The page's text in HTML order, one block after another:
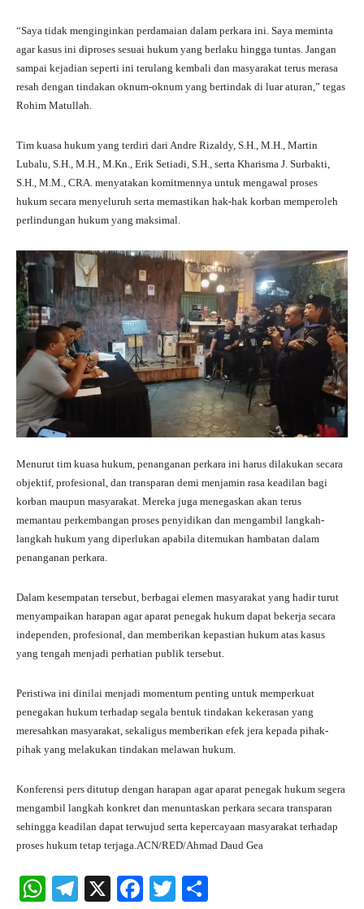
“Saya tidak menginginkan perdamaian dalam perkara ini. Saya meminta
agar kasus ini diproses sesuai hukum yang berlaku hingga tuntas. Jangan
sampai kejadian seperti ini terulang kembali dan masyarakat terus merasa
resah dengan tindakan oknum-oknum yang bertindak di luar aturan,” tegas
Rohim Matullah.
Tim kuasa hukum yang terdiri dari Andre Rizaldy, S.H., M.H., Martin
Lubalu, S.H., M.H., M.Kn., Erik Setiadi, S.H., serta Kharisma J. Surbakti,
S.H., M.M., CRA. menyatakan komitmennya untuk mengawal proses
hukum secara menyeluruh serta memastikan hak-hak korban memperoleh
perlindungan hukum yang maksimal.
Menurut tim kuasa hukum, penanganan perkara ini harus dilakukan secara
objektif, profesional, dan transparan demi menjamin rasa keadilan bagi
korban maupun masyarakat. Mereka juga menegaskan akan terus
memantau perkembangan proses penyidikan dan mengambil langkah-
langkah hukum yang diperlukan apabila ditemukan hambatan dalam
penanganan perkara.
Dalam kesempatan tersebut, berbagai elemen masyarakat yang hadir turut
menyampaikan harapan agar aparat penegak hukum dapat bekerja secara
independen, profesional, dan memberikan kepastian hukum atas kasus
yang tengah menjadi perhatian publik tersebut.
Peristiwa ini dinilai menjadi momentum penting untuk memperkuat
penegakan hukum terhadap segala bentuk tindakan kekerasan yang
meresahkan masyarakat, sekaligus memberikan efek jera kepada pihak-
pihak yang melakukan tindakan melawan hukum.
Konferensi pers ditutup dengan harapan agar aparat penegak hukum segera
mengambil langkah konkret dan menuntaskan perkara secara transparan
sehingga keadilan dapat terwujud serta kepercayaan masyarakat terhadap
proses hukum tetap terjaga.ACN/RED/Ahmad Daud Gea
W
Te X
Fa
T